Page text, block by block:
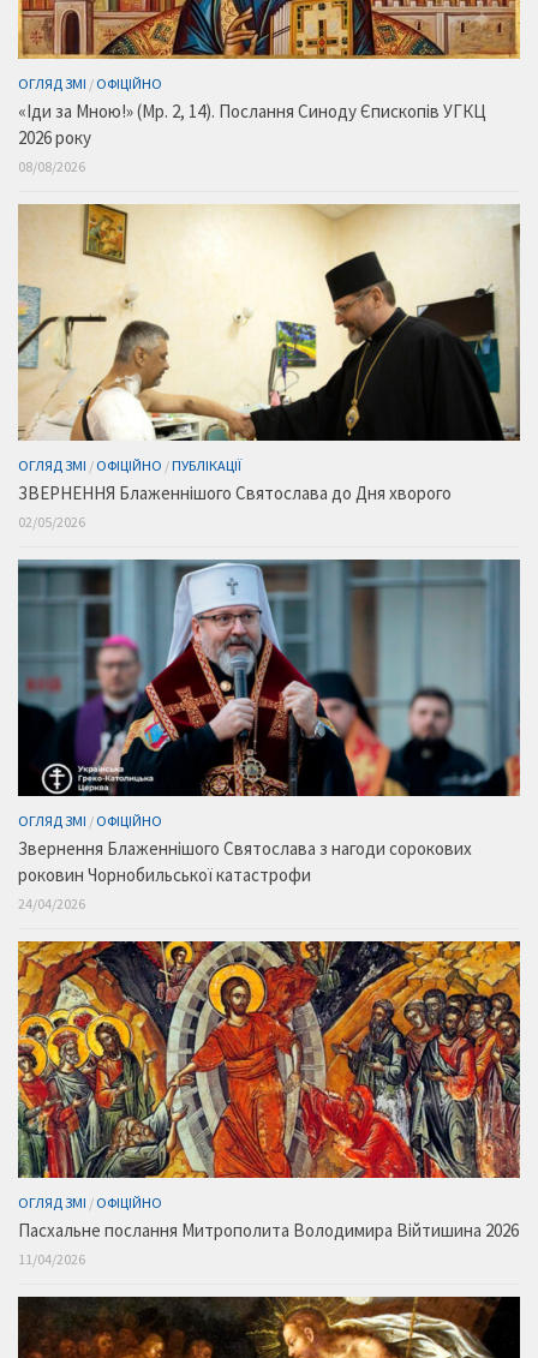
ОГЛЯД ЗМІ / ОФІЦІЙНО
«Іди за Мною!» (Мр. 2, 14). Послання Синоду Єпископів УГКЦ
2026 року
08/08/2026
ОГЛЯД ЗМІ / ОФІЦІЙНО /ПУБЛІКАЦІЇ
ЗВЕРНЕННЯ Блаженнішого Святослава до Дня хворого
02/05/2026
ОГЛЯД ЗМІ / ОФІЦІЙНО
Звернення Блаженнішого Святослава з нагоди сорокових
роковин Чорнобильської катастрофи
24/04/2026
ОГЛЯД ЗМІ / ОФІЦІЙНО
Пасхальне послання Митрополита Володимира Війтишина 2026
11/04/2026